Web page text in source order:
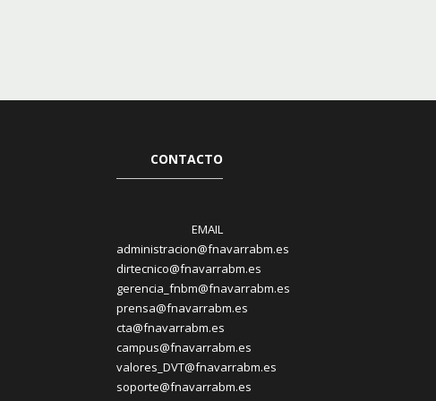
CONTACTO
EMAIL
administracion@fnavarrabm.es
dirtecnico@fnavarrabm.es
gerencia_fnbm@fnavarrabm.es
prensa@fnavarrabm.es
cta@fnavarrabm.es
campus@fnavarrabm.es
valores_DVT@fnavarrabm.es
soporte@fnavarrabm.es